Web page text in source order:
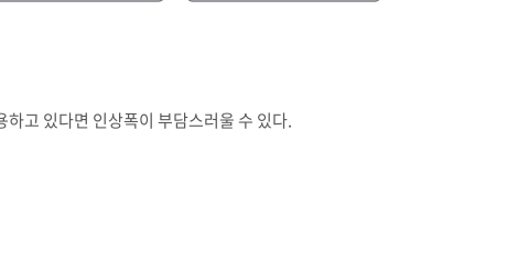
고 있다면 인상폭이 부담스러울 수 있다.